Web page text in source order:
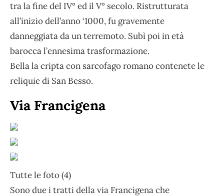
tra la fine del IV° ed il V° secolo. Ristrutturata
all’inizio dell’anno ‘1000, fu gravemente
danneggiata da un terremoto. Subì poi in età
barocca l’ennesima trasformazione.
Bella la cripta con sarcofago romano contenete le
reliquie di San Besso.
Via Francigena
Tutte le foto (4)
Sono due i tratti della via Francigena che